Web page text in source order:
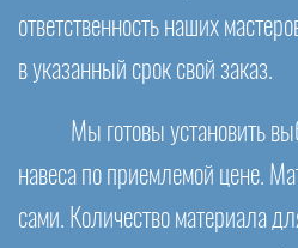
ответственность наших
в указанный срок свой заказ.
Мы готовы установить
навеса по приемлемой цене.
сами. Количество материала